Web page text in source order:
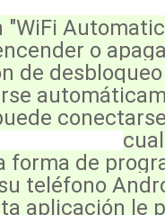
"WiFi
o
de
forma de
teléfono
aplicación le